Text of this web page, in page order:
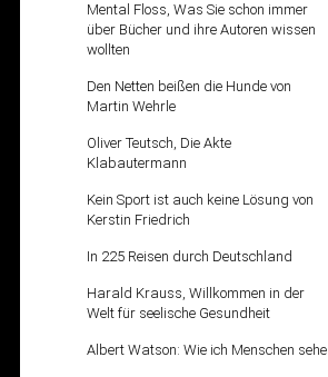
Mental Floss, Was Sie schon immer
über Bücher und ihre Autoren wissen
wollten
Den Netten beißen die Hunde von
Martin Wehrle
Oliver Teutsch, Die Akte
Klabautermann
Kein Sport ist auch keine Lösung von
Kerstin Friedrich
In 225 Reisen durch Deutschland
Harald Krauss, Willkommen in der
Welt für seelische Gesundheit
Albert Watson: Wie ich Menschen sehe